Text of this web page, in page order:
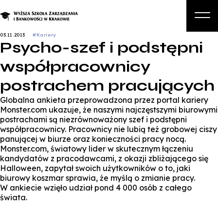
O nas
Studia podyplomowe i kursy
Kandydat
Student
Biznes
Zapisz się na studia
03.11.2013 #Kariery
Psycho-szef i podstępni
współpracownicy
postrachem pracujących
Globalna ankieta przeprowadzona przez portal kariery
Monster.com ukazuje, że naszymi najczęstszymi biurowymi
postrachami są niezrównoważony szef i podstępni
współpracownicy. Pracownicy nie lubią też grobowej ciszy
panującej w biurze oraz konieczności pracy nocą.
Monster.com, światowy lider w skutecznym łączeniu
kandydatów z pracodawcami, z okazji zbliżającego się
Halloween, zapytał swoich użytkowników o to, jaki
biurowy koszmar sprawia, że myślą o zmianie pracy.
W ankiecie wzięło udział pond 4 000 osób z całego
świata.